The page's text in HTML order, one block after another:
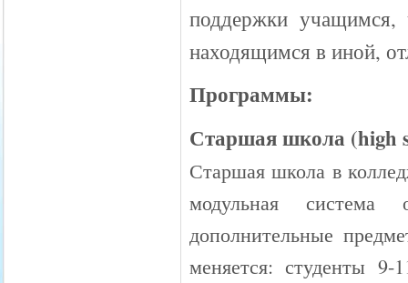
поддержки учащимся,
находящимся в иной,
Программы:
Старшая школа (high
Старшая школа в
модульная система
дополнительные
меняется: студенты